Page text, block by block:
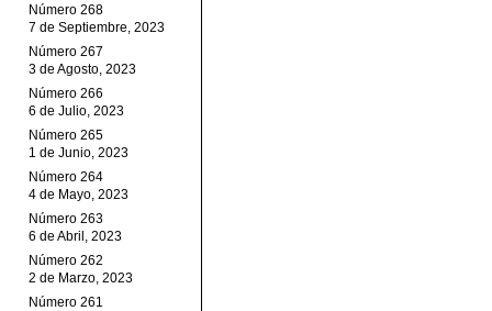
Número 268
7 de Septiembre, 2023
Número 267
3 de Agosto, 2023
Número 266
6 de Julio, 2023
Número 265
1 de Junio, 2023
Número 264
4 de Mayo, 2023
Número 263
6 de Abril, 2023
Número 262
2 de Marzo, 2023
Número 261